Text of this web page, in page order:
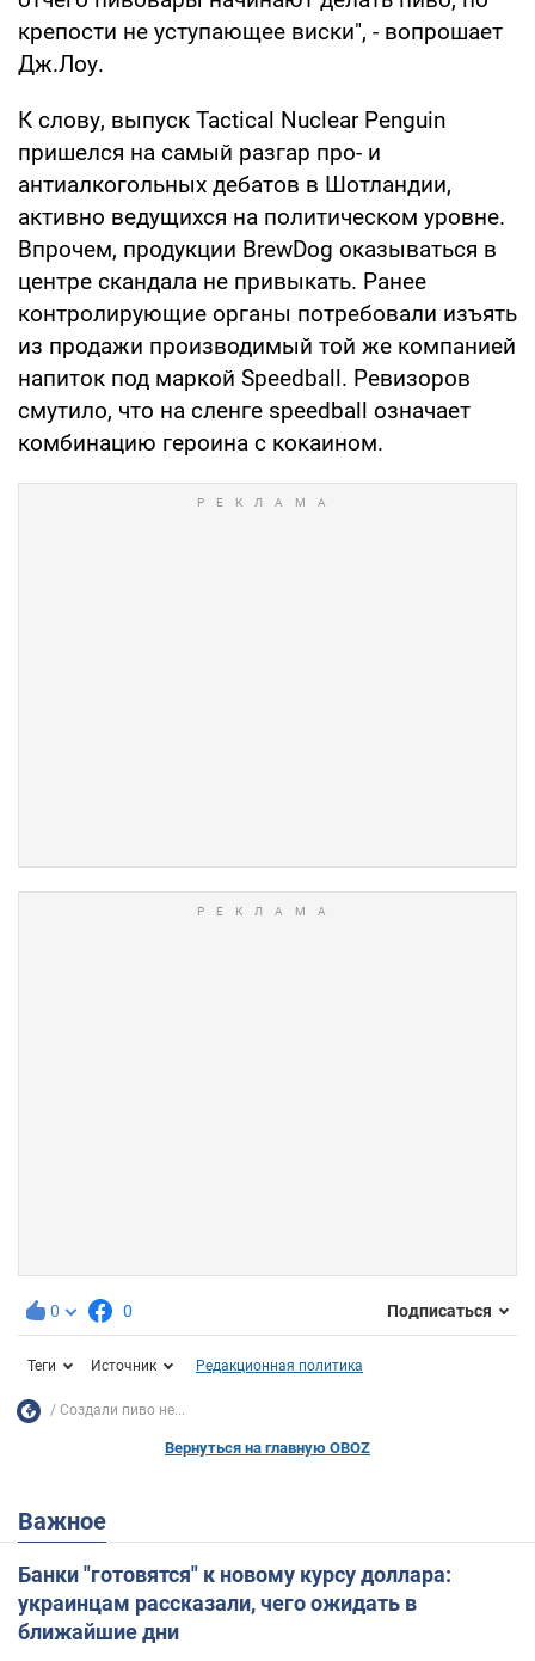
крепости не уступающее виски", - вопрошает
Дж.Лоу.
К слову, выпуск Tactical Nuclear Penguin
пришелся на самый разгар про- и
антиалкогольных дебатов в Шотландии,
активно ведущихся на политическом уровне.
Впрочем, продукции BrewDog оказываться в
центре скандала не привыкать. Ранее
контролирующие органы потребовали изъять
из продажи производимый той же компанией
напиток под маркой Speedball. Ревизоров
смутило, что на сленге speedball означает
комбинацию героина с кокаином.
0 0 Подписаться
Теги Источник Редакционная политика
Создали пиво не...
Вернуться на главную OBOZ
Важное
Банки "готовятся" к новому курсу доллара:
украинцам рассказали, чего ожидать в
ближайшие дни